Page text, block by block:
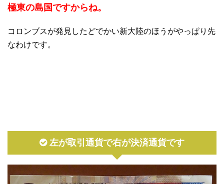
極東の島国ですからね。
コロンブスが発見したどでかい新大陸のほうがやっぱり先
なわけです。
左が取引通貨で右が決済通貨です